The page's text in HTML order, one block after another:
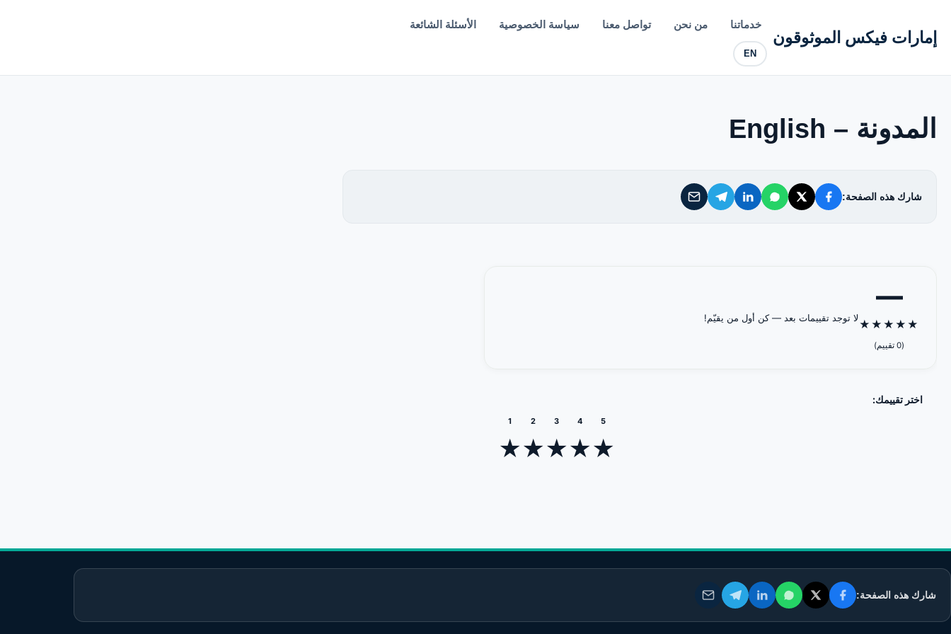
إمارات فيكس الموثوقون
خدماتنا من نحن تواصل معنا سياسة الخصوصية الأسئلة الشائعة
EN
خدماتنا
من نحن
سياسة الخصوصية
المدونة – English
شارك هذه الصفحة:
—
★
★
★
★
★
(0 تقييم)
لا توجد تقييمات بعد — كن أول من يقيّم!
اختر تقييمك:
1
★
2
★
3
★
4
★
5
★
شارك هذه الصفحة: